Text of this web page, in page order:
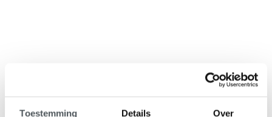
Toestemming Details Over
9,1